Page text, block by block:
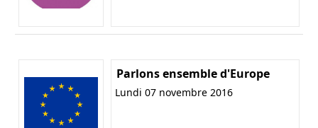
Parlons ensemble d'Europe
Lundi 07 novembre 2016